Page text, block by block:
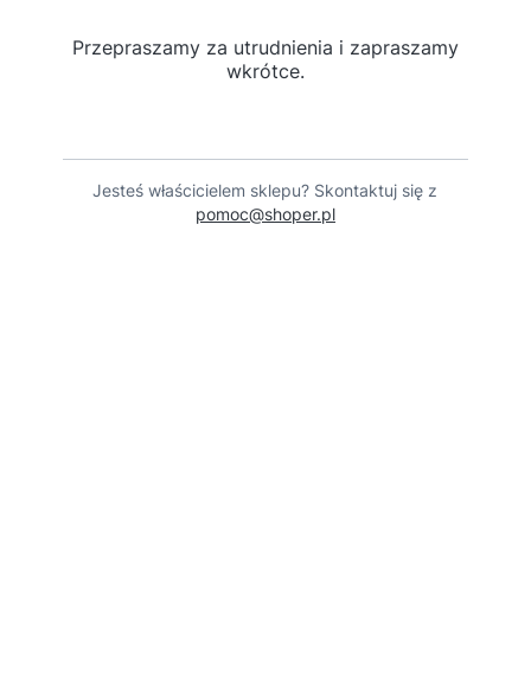
Przepraszamy za utrudnienia i zapraszamy
wkrótce.
Jesteś właścicielem sklepu? Skontaktuj się z
pomoc@shoper.pl